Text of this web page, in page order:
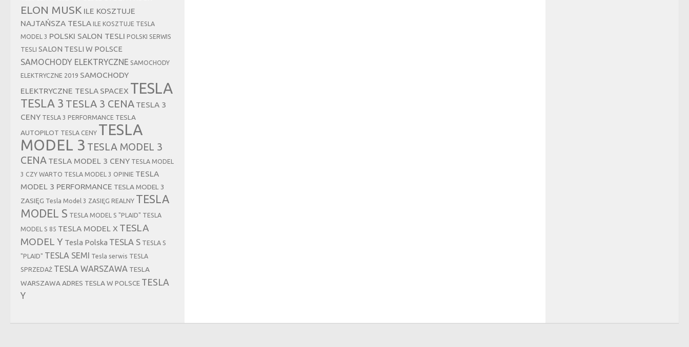
ELON MUSK ILE KOSZTUJE
NAJTAŃSZA TESLA
ILE KOSZTUJE TESLA
MODEL 3 POLSKI SALON TESLI POLSKI SERWIS
TESLI
SALON TESLI W POLSCE
SAMOCHODY ELEKTRYCZNE SAMOCHODY
ELEKTRYCZNE 2019 SAMOCHODY
ELEKTRYCZNE TESLA SPACEX TESLA
TESLA 3 TESLA 3 CENA TESLA 3
CENY TESLA 3 PERFORMANCE TESLA
AUTOPILOT TESLA CENY TESLA
MODEL 3 TESLA MODEL 3
CENA TESLA MODEL 3 CENY TESLA MODEL
3 CZY WARTO TESLA MODEL 3 OPINIE TESLA
MODEL 3 PERFORMANCE TESLA MODEL 3
ZASIĘG Tesla Model 3 ZASIĘG REALNY TESLA
MODEL S TESLA MODEL S "PLAID" TESLA
MODEL S 85 TESLA MODEL X TESLA
MODEL Y Tesla Polska TESLA S TESLA S
"PLAID" TESLA SEMI Tesla serwis TESLA
SPRZEDAŻ TESLA WARSZAWA TESLA
WARSZAWA ADRES TESLA W POLSCE TESLA
Y